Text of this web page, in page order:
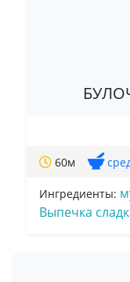
60м
Ингредиенты:
Выпечка